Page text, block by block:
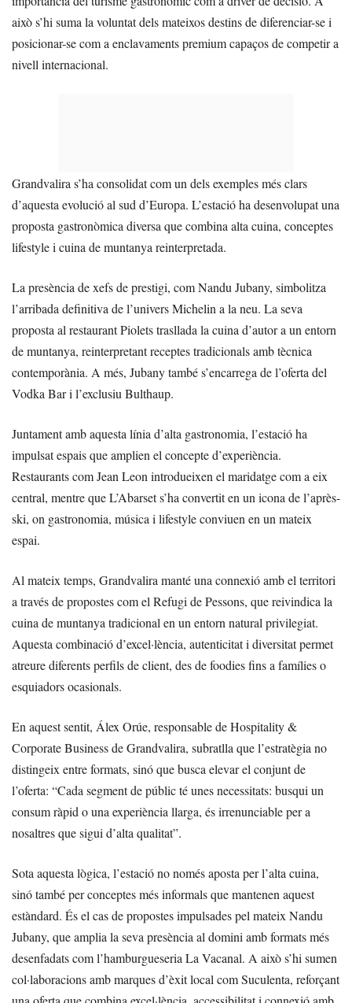
això s’hi suma la voluntat dels mateixos destins de diferenciar-se i
posicionar-se com a enclavaments premium capaços de competir a
nivell internacional.
Grandvalira s’ha consolidat com un dels exemples més clars
d’aquesta evolució al sud d’Europa. L’estació ha desenvolupat una
proposta gastronòmica diversa que combina alta cuina, conceptes
lifestyle i cuina de muntanya reinterpretada.
La presència de xefs de prestigi, com Nandu Jubany, simbolitza
l’arribada definitiva de l’univers Michelin a la neu. La seva
proposta al restaurant Piolets trasllada la cuina d’autor a un entorn
de muntanya, reinterpretant receptes tradicionals amb tècnica
contemporània. A més, Jubany també s’encarrega de l’oferta del
Vodka Bar i l’exclusiu Bulthaup.
Juntament amb aquesta línia d’alta gastronomia, l’estació ha
impulsat espais que amplien el concepte d’experiència.
Restaurants com Jean Leon introdueixen el maridatge com a eix
central, mentre que L’Abarset s’ha convertit en un icona de l’après-
ski, on gastronomia, música i lifestyle conviuen en un mateix
espai.
Al mateix temps, Grandvalira manté una connexió amb el territori
a través de propostes com el Refugi de Pessons, que reivindica la
cuina de muntanya tradicional en un entorn natural privilegiat.
Aquesta combinació d’excel·lència, autenticitat i diversitat permet
atreure diferents perfils de client, des de foodies fins a famílies o
esquiadors ocasionals.
En aquest sentit, Álex Orúe, responsable de Hospitality &
Corporate Business de Grandvalira, subratlla que l’estratègia no
distingeix entre formats, sinó que busca elevar el conjunt de
l’oferta: “Cada segment de públic té unes necessitats: busqui un
consum ràpid o una experiència llarga, és irrenunciable per a
nosaltres que sigui d’alta qualitat”.
Sota aquesta lògica, l’estació no només aposta per l’alta cuina,
sinó també per conceptes més informals que mantenen aquest
estàndard. És el cas de propostes impulsades pel mateix Nandu
Jubany, que amplia la seva presència al domini amb formats més
desenfadats com l’hamburgueseria La Vacanal. A això s’hi sumen
col·laboracions amb marques d’èxit local com Suculenta, reforçant